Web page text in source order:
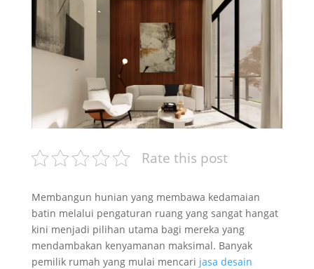
Rate this post
Membangun hunian yang membawa kedamaian
batin melalui pengaturan ruang yang sangat hangat
kini menjadi pilihan utama bagi mereka yang
mendambakan kenyamanan maksimal. Banyak
pemilik rumah yang mulai mencari jasa desain